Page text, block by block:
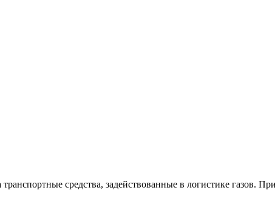
средства, задействованные в логистике газов.